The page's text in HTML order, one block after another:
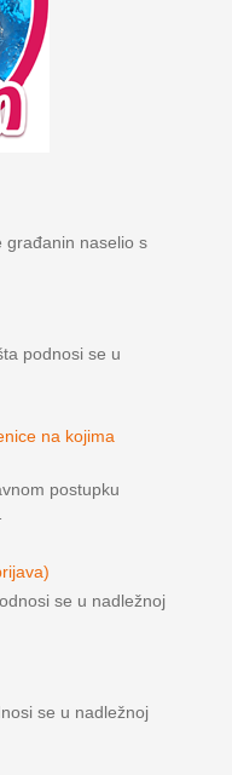
građanin naselio s
podnosi se u
na kojima
postupku
se u nadležnoj
se u nadležnoj